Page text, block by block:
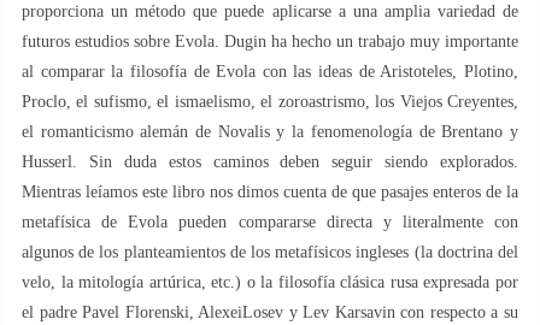
proporciona un método que puede aplicarse a una amplia variedad de
futuros estudios sobre Evola. Dugin ha hecho un trabajo muy importante
al comparar la filosofía de Evola con las ideas de Aristoteles, Plotino,
Proclo, el sufismo, el ismaelismo, el zoroastrismo, los Viejos Creyentes,
el romanticismo alemán de Novalis y la fenomenología de Brentano y
Husserl. Sin duda estos caminos deben seguir siendo explorados.
Mientras leíamos este libro nos dimos cuenta de que pasajes enteros de la
metafísica de Evola pueden compararse directa y literalmente con
algunos de los planteamientos de los metafísicos ingleses (la doctrina del
velo, la mitología artúrica, etc.) o la filosofía clásica rusa expresada por
el padre Pavel Florenski, AlexeiLosev y Lev Karsavin con respecto a su